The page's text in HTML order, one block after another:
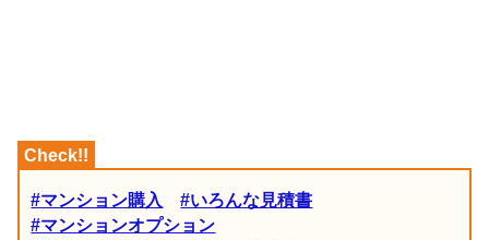
#マンション購入
#いろんな見積書
#マンションオプション